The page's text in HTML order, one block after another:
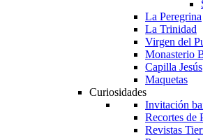
La Peregrina
La Trinidad
Virgen del
Monasterio
Capilla Jesús
Maquetas
Curiosidades
Invitación
Recortes de
Revistas